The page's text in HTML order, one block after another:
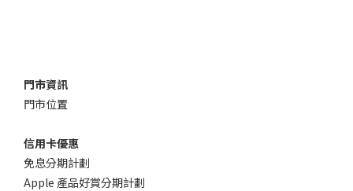
門市資訊
門市位置
信用卡優惠
免息分期計劃
Apple 產品好賞分期計劃